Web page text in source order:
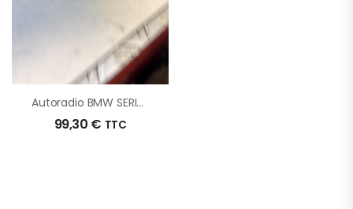
Autoradio BMW SERIE 1 E87 PHASE 2 D’origine – 2010 – Occasion
99,30 € TTC